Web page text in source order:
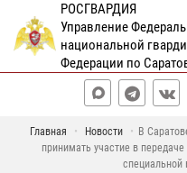
РОСГВАРДИЯ
Управление
национальной
Федерации по
Главная Новости
В
принимать участие в
специальной